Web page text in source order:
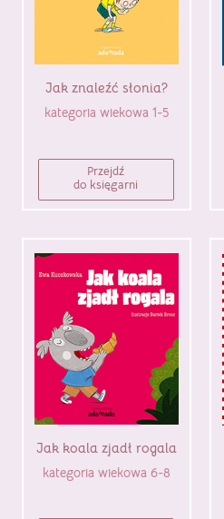
Jak znaleźć słonia?
kategoria wiekowa 1-5
Przejdź
do księgarni
Jak koala zjadł rogala
kategoria wiekowa 6-8